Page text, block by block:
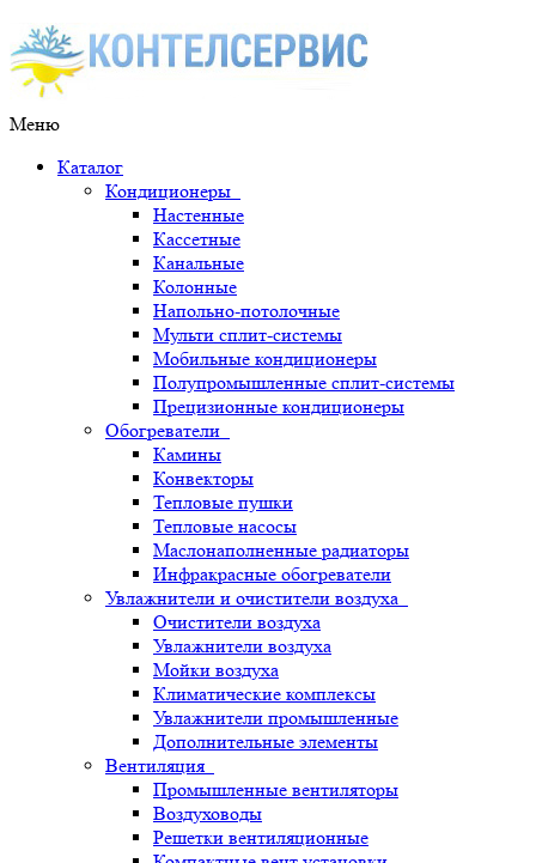
Меню
Каталог
Кондиционеры
Настенные
Кассетные
Канальные
Колонные
Напольно-потолочные
Мульти сплит-системы
Мобильные кондиционеры
Полупромышленные сплит-системы
Прецизионные кондиционеры
Обогреватели
Камины
Конвекторы
Тепловые пушки
Тепловые насосы
Маслонаполненные радиаторы
Инфракрасные обогреватели
Увлажнители и очистители воздуха
Очистители воздуха
Увлажнители воздуха
Мойки воздуха
Климатические комплексы
Увлажнители промышленные
Дополнительные элементы
Вентиляция
Промышленные вентиляторы
Воздуховоды
Решетки вентиляционные